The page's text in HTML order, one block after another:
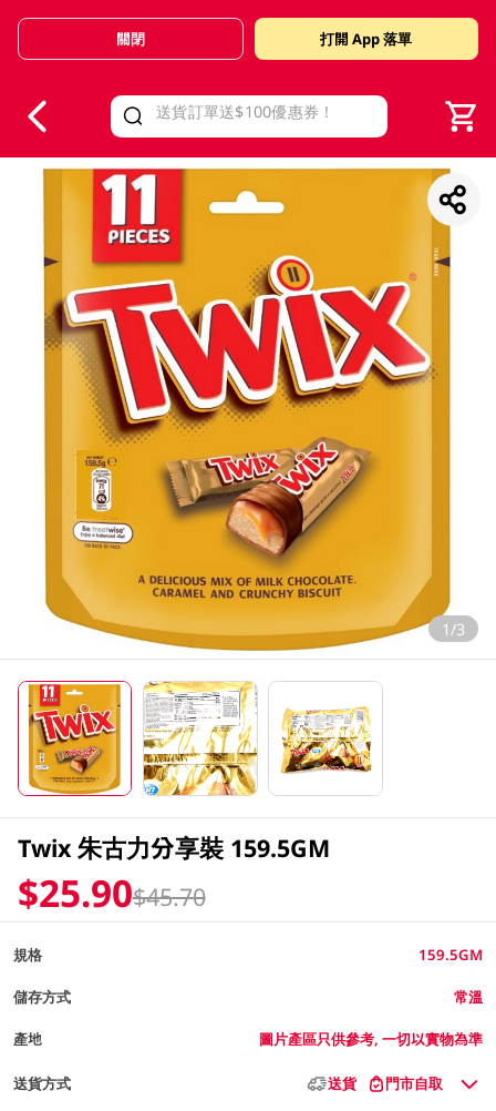
Valid Until 30 June 2026
關閉 打開 App 落單
1/3
Twix 朱古力分享裝 159.5GM
$25.90$45.70
規格 159.5GM
儲存方式 常溫
產地 圖片產區只供參考, 一切以實物為準
送貨方式 送貨 門市自取